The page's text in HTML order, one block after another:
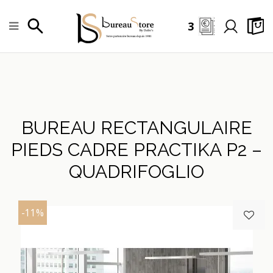
3
BUREAU RECTANGULAIRE
PIEDS CADRE PRACTIKA P2 –
QUADRIFOGLIO
-11%